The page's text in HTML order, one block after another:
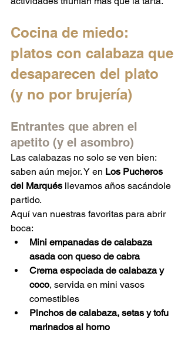
Cocina de miedo:
platos con calabaza que
desaparecen del plato
(y no por brujería)
Entrantes que abren el
apetito (y el asombro)
Las calabazas no solo se ven bien:
saben aún mejor. Y en Los Pucheros
del Marqués llevamos años sacándole
partido.
Aquí van nuestras favoritas para abrir
boca:
Mini empanadas de calabaza
asada con queso de cabra
Crema especiada de calabaza y
coco, servida en mini vasos
comestibles
Pinchos de calabaza, setas y tofu
marinados al horno